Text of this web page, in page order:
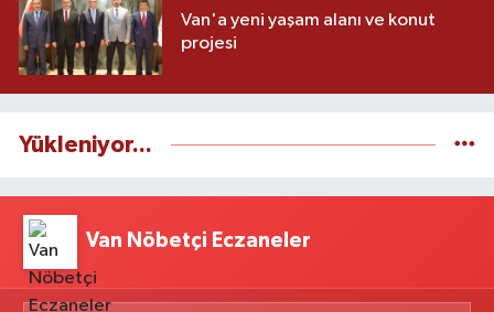
Van'a yeni yaşam alanı ve konut
projesi
Yükleniyor...
Van Nöbetçi Eczaneler